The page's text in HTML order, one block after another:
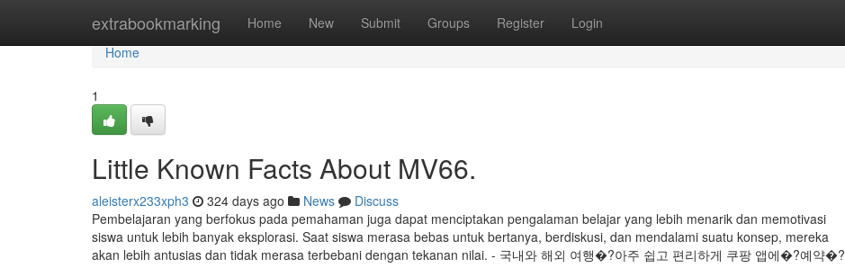
extrabookmarking Home New Submit Groups Register Login
Home
Home
1
Little Known Facts About MV66.
aleisterx233xph3 324 days ago News
Discuss
Pembelajaran yang berfokus pada pemahaman juga dapat menciptakan pengalaman belajar yang lebih menarik dan memotivasi
siswa untuk lebih banyak eksplorasi. Saat siswa merasa bebas untuk bertanya, berdiskusi, dan mendalami suatu konsep, mereka
akan lebih antusias dan tidak merasa terbebani dengan tekanan nilai. - 국내와 해외 여행�?아주 쉽고 편리하게 쿠팡 앱에�?예약�?